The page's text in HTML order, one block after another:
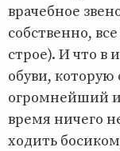
врачебное
собственно,
строе). И что в
обуви, которую
огромнейший
время ничего
ходить